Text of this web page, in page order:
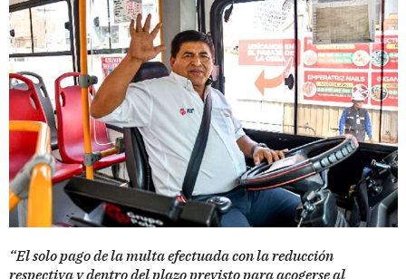
“El solo pago de la multa efectuada con la reducción
respectiva y dentro del plazo previsto para acogerse al